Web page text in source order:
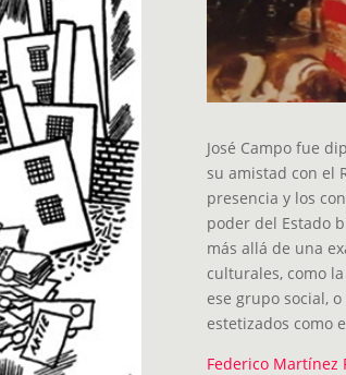
José Campo fue
su amistad con el
presencia y los
poder del Estado
más allá de una
culturales, como la
ese grupo social, o
estetizados como
Federico Martínez